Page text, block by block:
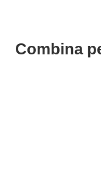
Combina